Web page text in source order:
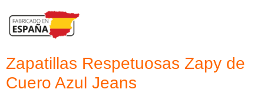
Zapatillas Respetuosas Zapy de
Cuero Azul Jeans